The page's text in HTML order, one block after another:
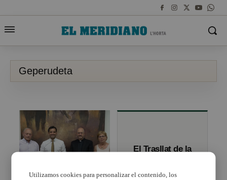
Geperudeta
El Trasllat de la
d’història
Utilizamos cookies para personalizar el contenido, los